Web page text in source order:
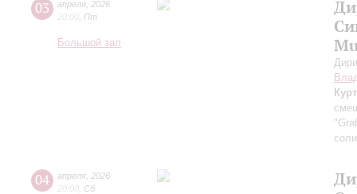
03 апреля 2026
20:00 Пт
Большой зал
04 апреля 2026
20:00 Сб